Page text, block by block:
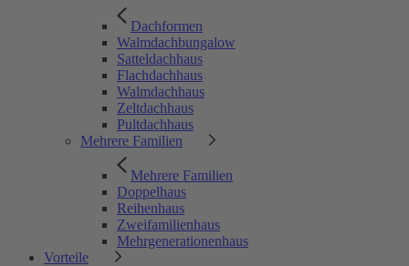
Dachformen
Walmdachbungalow
Satteldachhaus
Flachdachhaus
Walmdachhaus
Zeltdachhaus
Pultdachhaus
Mehrere Familien
Mehrere Familien
Doppelhaus
Reihenhaus
Zweifamilienhaus
Mehrgenerationenhaus
Vorteile